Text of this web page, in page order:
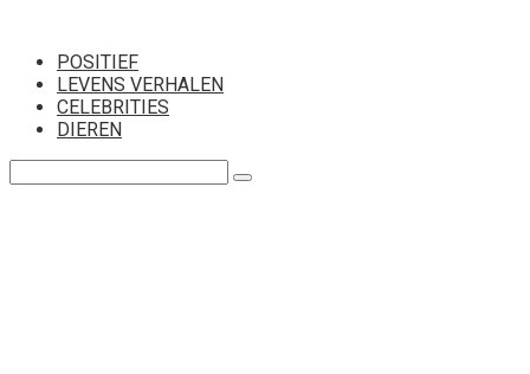
контентуPOSITIEF
LEVENS VERHALEN
CELEBRITIES
DIEREN